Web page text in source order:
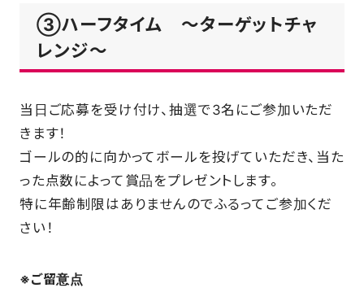
③ハーフタイム ～ターゲットチャ
レンジ～
当日ご応募を受け付け、抽選で3名にご参加いただ
きます！
ゴールの的に向かってボールを投げていただき、当た
った点数によって賞品をプレゼントします。
特に年齢制限はありませんのでふるってご参加くだ
さい！
※ご留意点